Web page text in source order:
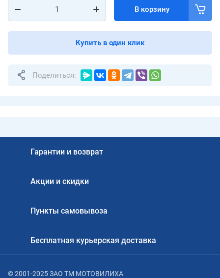
В корзину
Купить в один клик
Поделиться:
Гарантии и возврат
Акции и скидки
Пункты самовывоза
Бесплатная курьерская доставка
© 2001-2025 ЗАО ТМ МОТОВИЛИХА